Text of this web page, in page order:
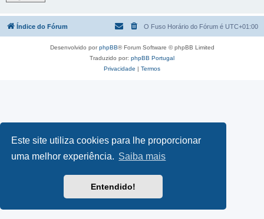
Este site utiliza cookies para lhe proporcionar
uma melhor experiência. Saiba mais
Entendido!
Índice do Fórum O Fuso Horário do Fórum é UTC+01:00
Desenvolvido porphpBB® Forum Software © phpBB Limited
Traduzido por: phpBB Portugal
Privacidade | Termos